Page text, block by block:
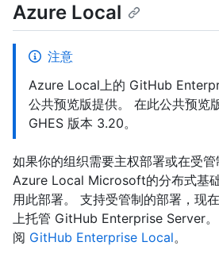
Azure Local
注意
Azure Local上的 GitHub
公共预览版提供。 在此公共预览
GHES 版本 3.20。
如果你的组织需要主权部署或在受管
Azure Local Microsoft的分布式基
用此部署。 支持受管制的部署，现
上托管 GitHub Enterprise Server
阅 GitHub Enterprise Local。